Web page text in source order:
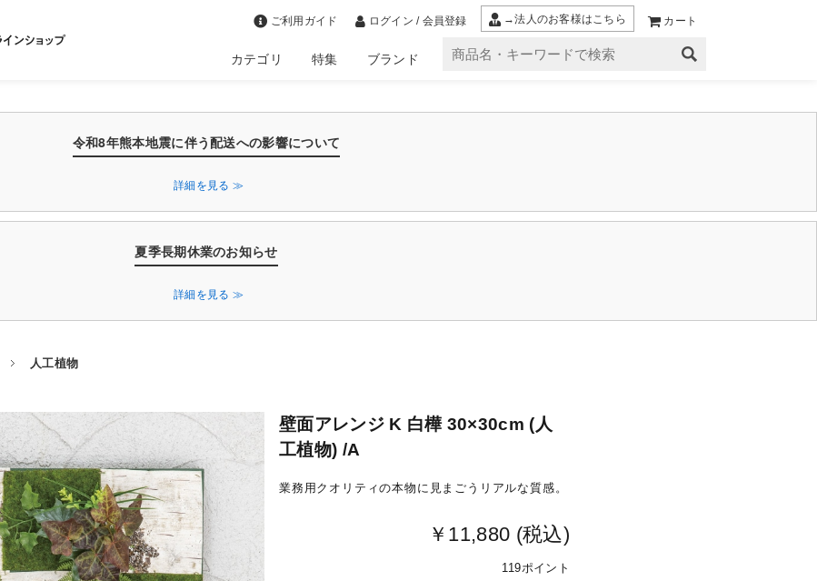
ご利用ガイド ログイン / 会員登録 →法人のお客様はこちら カート
カテゴリ 特集 ブランド
令和8年熊本地震に伴う配送への影響について
詳細を見る ≫
夏季長期休業のお知らせ
詳細を見る ≫
人工植物
壁面アレンジ K 白樺 30×30cm (人
工植物) /A
業務用クオリティの本物に見まごうリアルな質感。
￥11,880 (税込)
119ポイント